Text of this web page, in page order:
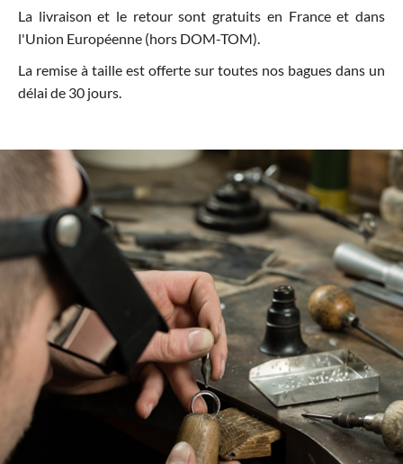
La livraison et le retour sont gratuits en France et dans
l'Union Européenne (hors DOM-TOM).
La remise à taille est offerte sur toutes nos bagues dans un
délai de 30 jours.